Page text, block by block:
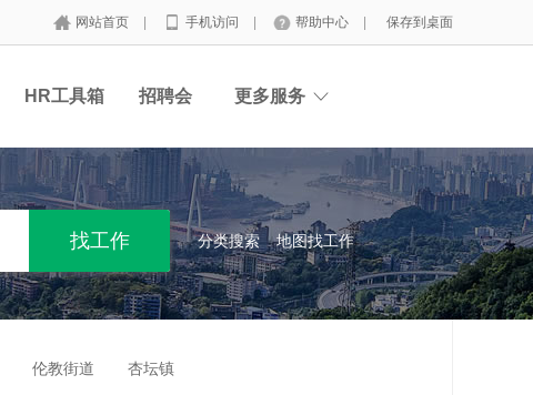
网站首页 手机访问 帮助中心 保存到桌面
HR工具箱 招聘会 更多服务
分类搜索 地图找工作
伦教街道 杏坛镇